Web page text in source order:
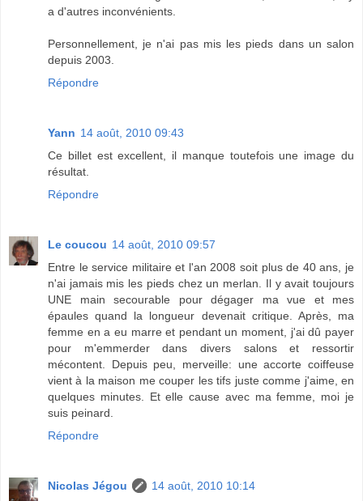
a d'autres inconvénients.
Personnellement, je n'ai pas mis les pieds dans un salon
depuis 2003.
Répondre
Yann 14 août, 2010 09:43
Ce billet est excellent, il manque toutefois une image du
résultat.
Répondre
Le coucou 14 août, 2010 09:57
Entre le service militaire et l'an 2008 soit plus de 40 ans, je
n'ai jamais mis les pieds chez un merlan. Il y avait toujours
UNE main secourable pour dégager ma vue et mes
épaules quand la longueur devenait critique. Après, ma
femme en a eu marre et pendant un moment, j'ai dû payer
pour m'emmerder dans divers salons et ressortir
mécontent. Depuis peu, merveille: une accorte coiffeuse
vient à la maison me couper les tifs juste comme j'aime, en
quelques minutes. Et elle cause avec ma femme, moi je
suis peinard.
Répondre
Nicolas Jégou
14 août, 2010 10:14